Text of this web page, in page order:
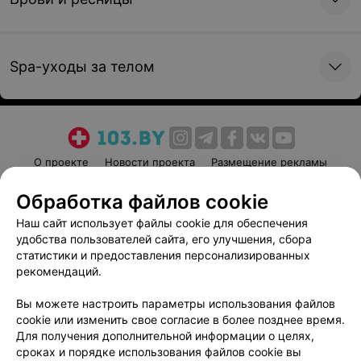
10 руб.
Spa-уходы за телом
О проекте Новости проекта
Размещение рекламы
Пользовательское соглашение
Способы оплаты
Вакансии
Партнеры
Написать руководителю 103.by
Обработка персональных данных
Обработка файлов cookie
Наш сайт использует файлы cookie для обеспечения
удобства пользователей сайта, его улучшения, сбора
статистики и предоставления персонализированных
рекомендаций.
Вы можете настроить параметры использования файлов
cookie или изменить свое согласие в более позднее время.
Для получения дополнительной информации о целях,
сроках и порядке использования файлов cookie вы